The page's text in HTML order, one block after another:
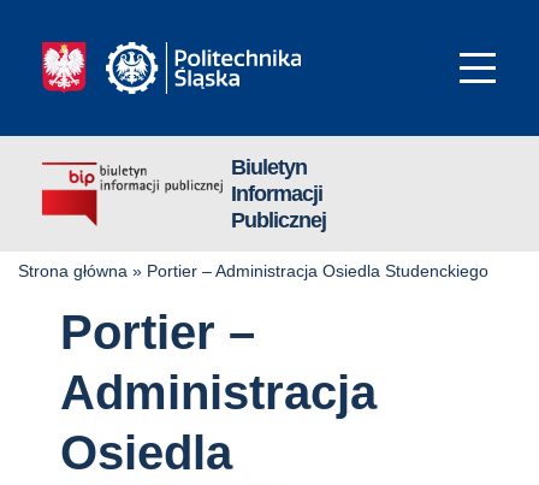
Biuletyn
Informacji
Publicznej
Strona główna » Portier – Administracja Osiedla Studenckiego
Portier –
Administracja
Osiedla